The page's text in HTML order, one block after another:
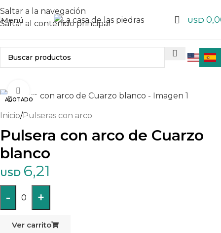
Saltar a la navegación
Saltar al contenido principal
Menú USD
AGOTADO
Haga clic para ampliar
Inicio/Pulseras con arco
Pulsera con arco de Cuarzo
blanco
USD 6,21
- 0 +
Ver carrito